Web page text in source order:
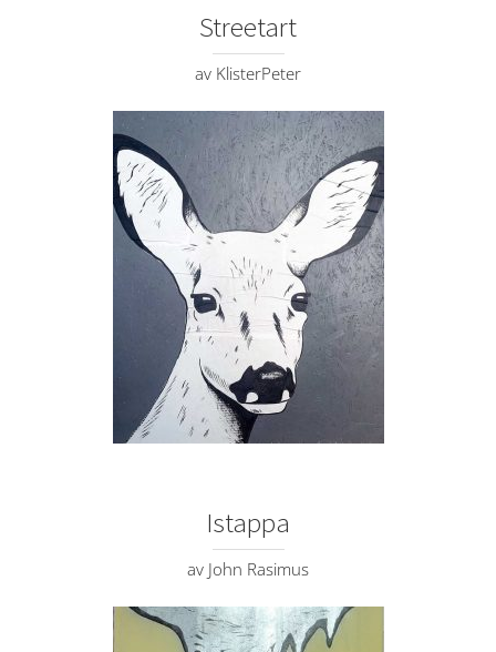
Streetart
av KlisterPeter
Istappa
av John Rasimus